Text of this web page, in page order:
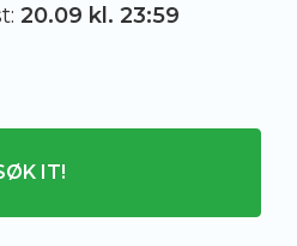
20.09 kl. 23:59
IT!